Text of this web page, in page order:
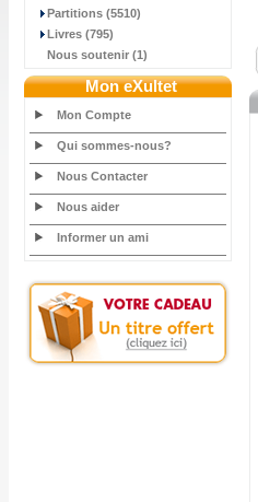
Partitions (5510)
Livres (795)
Nous soutenir (1)
Mon eXultet
Mon Compte
Qui sommes-nous?
Nous Contacter
Nous aider
Informer un ami